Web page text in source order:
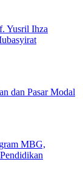
Yusril Ihza
dan Pasar Modal
MBG,